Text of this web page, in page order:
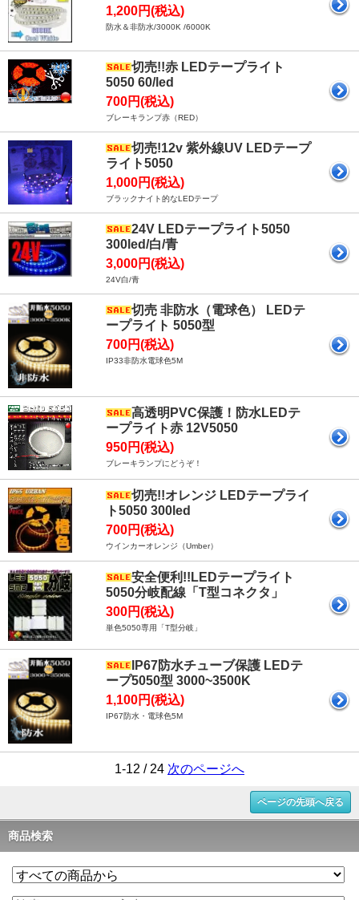
1,200円(税込)
防水＆非防水/3000K /6000K
切売!!赤 LEDテープライト
5050 60/led
700円(税込)
ブレーキランプ赤（RED）
切売!12v 紫外線UV LEDテープ
ライト5050
1,000円(税込)
ブラックナイト的なLEDテープ
24V LEDテープライト5050
300led/白/青
3,000円(税込)
24V白/青
切売 非防水（電球色） LEDテ
ープライト 5050型
700円(税込)
IP33非防水電球色5M
高透明PVC保護！防水LEDテ
ープライト赤 12V5050
950円(税込)
ブレーキランプにどうぞ！
切売!!オレンジ LEDテープライ
ト5050 300led
700円(税込)
ウインカーオレンジ（Umber）
安全便利!!LEDテープライト
5050分岐配線「T型コネクタ」
300円(税込)
単色5050専用「T型分岐」
IP67防水チューブ保護 LEDテ
ープ5050型 3000~3500K
1,100円(税込)
IP67防水・電球色5M
1-12 / 24 次のページへ
ページの先頭へ戻る
商品検索